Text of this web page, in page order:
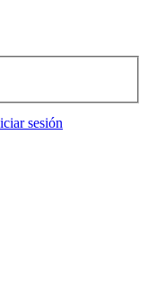
sesión